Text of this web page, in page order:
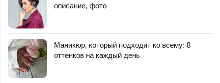
описание, фото
Маникюр, который подходит ко всему: 8
оттенков на каждый день